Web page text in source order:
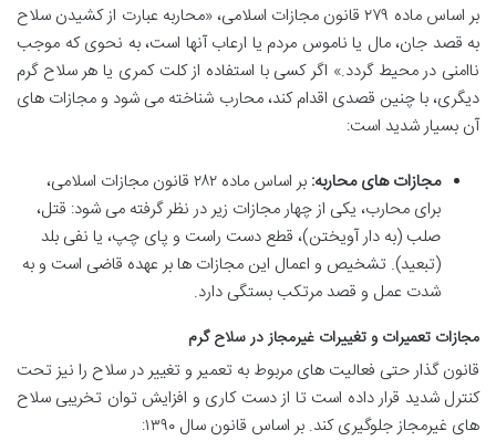
بر اساس ماده ۲۷۹ قانون مجازات اسلامی، «محاربه عبارت از کشیدن سلاح
به قصد جان، مال یا ناموس مردم یا ارعاب آنها است، به نحوی که موجب
ناامنی در محیط گردد.» اگر کسی با استفاده از کلت کمری یا هر سلاح گرم
دیگری، با چنین قصدی اقدام کند، محارب شناخته می شود و مجازات های
آن بسیار شدید است:
مجازات های محاربه:
بر اساس ماده ۲۸۲ قانون مجازات اسلامی،
برای محارب، یکی از چهار مجازات زیر در نظر گرفته می شود: قتل،
صلب (به دار آویختن)، قطع دست راست و پای چپ، یا نفی بلد
(تبعید). تشخیص و اعمال این مجازات ها بر عهده قاضی است و به
شدت عمل و قصد مرتکب بستگی دارد.
مجازات تعمیرات و تغییرات غیرمجاز در سلاح گرم
قانون گذار حتی فعالیت های مربوط به تعمیر و تغییر در سلاح را نیز تحت
کنترل شدید قرار داده است تا از دست کاری و افزایش توان تخریبی سلاح
های غیرمجاز جلوگیری کند. بر اساس قانون سال ۱۳۹۰: